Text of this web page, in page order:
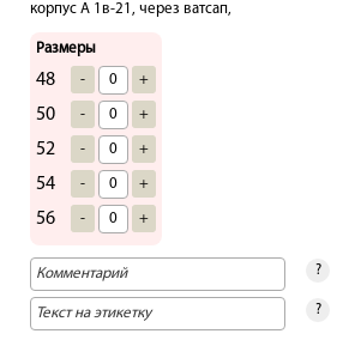
корпус А 1в-21, через ватсап,
Размеры
48 - +
50 - +
52 - +
54 - +
56 - +
?
?